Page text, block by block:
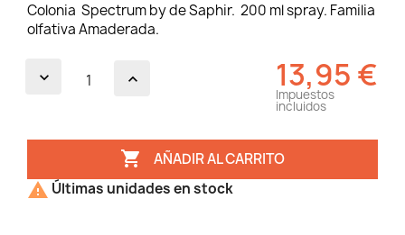
Colonia Spectrum by de Saphir. 200 ml spray. Familia
olfativa Amaderada.
13,95 €
Impuestos
incluidos
 AÑADIR AL CARRITO
 Últimas unidades en stock